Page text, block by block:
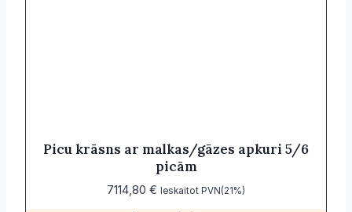
Picu krāsns ar malkas/gāzes apkuri 5/6
picām
7114,80 € Ieskaitot PVN(21%)